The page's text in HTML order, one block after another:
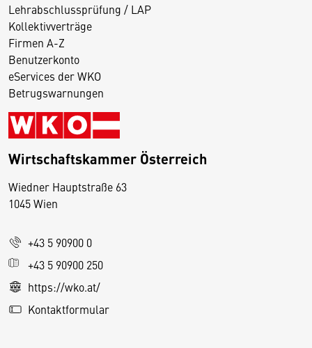
Lehrabschlussprüfung / LAP
Kollektivverträge
Firmen A-Z
Benutzerkonto
eServices der WKO
Betrugswarnungen
Wirtschaftskammer Österreich
Wiedner Hauptstraße 63
1045 Wien
+43 5 90900 0
+43 5 90900 250
https://wko.at/
Kontaktformular
D
s
e
S
e